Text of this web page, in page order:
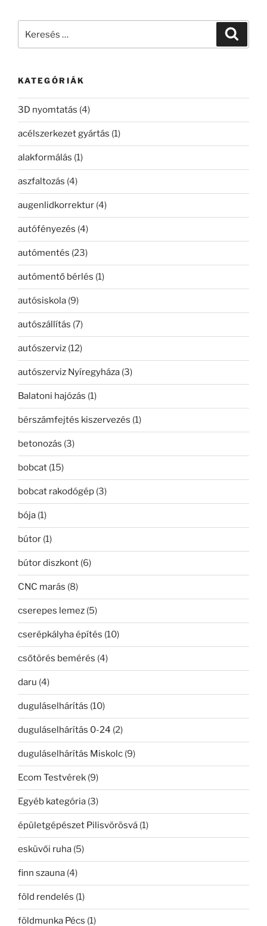
KATEGÓRIÁK
3D nyomtatás (4)
acélszerkezet gyártás (1)
alakformálás (1)
aszfaltozás (4)
augenlidkorrektur (4)
autófényezés (4)
autómentés (23)
autómentő bérlés (1)
autósiskola (9)
autószállítás (7)
autószerviz (12)
autószerviz Nyíregyháza (3)
Balatoni hajózás (1)
bérszámfejtés kiszervezés (1)
betonozás (3)
bobcat (15)
bobcat rakodógép (3)
bója (1)
bútor (1)
bútor diszkont (6)
CNC marás (8)
cserepes lemez (5)
cserépkályha építés (10)
csőtörés bemérés (4)
daru (4)
duguláselhárítás (10)
duguláselhárítás 0-24 (2)
duguláselhárítás Miskolc (9)
Ecom Testvérek (9)
Egyéb kategória (3)
épületgépészet Pilisvörösvá (1)
esküvői ruha (5)
finn szauna (4)
föld rendelés (1)
földmunka Pécs (1)